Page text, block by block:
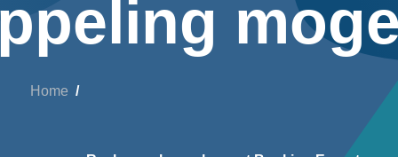
Home